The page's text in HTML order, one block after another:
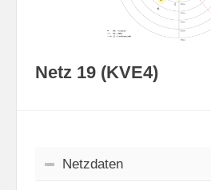
Netz 19 (KVE4)
Netzdaten